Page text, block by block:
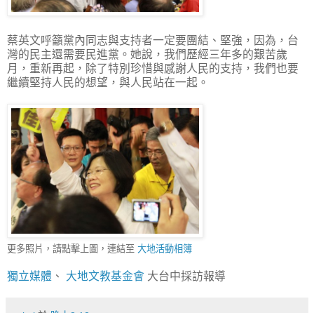
蔡英文呼籲黨內同志與支持者一定要團結、堅強，因為，台
灣的民主還需要民進黨。她說，我們歷經三年多的艱苦歲
月，重新再起，除了特別珍惜與感謝人民的支持，我們也要
繼續堅持人民的想望，與人民站在一起。
更多照片，請點擊上圖，連結至 大地活動相簿
獨立媒體 、 大地文教基金會 大台中採訪報導